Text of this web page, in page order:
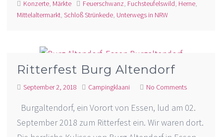
Konzerte, Märkte Feuerschwanz, Fuchsteufelswild, Herne,
Mittelaltermarkt,Schloß Strünkede, Unterwegs in NRW
Ritterfest Burg Altendorf
September 2, 2018 Campingklaani No Comments
Burgaltendorf, ein Vorort von Essen, lud am 02.
September 2018 zum Ritterfest ein. Wir waren dort.